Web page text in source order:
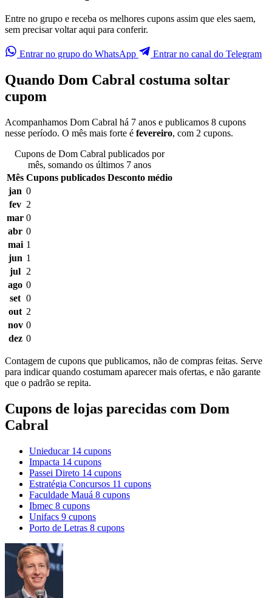
Entre no grupo e receba os melhores cupons assim que eles saem,
sem precisar voltar aqui para conferir.
Entrar no grupo do WhatsApp Entrar no canal do Telegram
Quando Dom Cabral costuma soltar
cupom
Acompanhamos Dom Cabral há 7 anos e publicamos 8 cupons
nesse período. O mês mais forte é fevereiro, com 2 cupons.
Cupons de Dom Cabral publicados por
mês, somando os últimos 7 anos
Mês Cupons publicados Desconto médio
jan 0
fev 2
mar 0
abr 0
mai 1
jun 1
jul 2
ago 0
set 0
out 2
nov 0
dez 0
Contagem de cupons que publicamos, não de compras feitas. Serve
para indicar quando costumam aparecer mais ofertas, e não garante
que o padrão se repita.
Cupons de lojas parecidas com Dom
Cabral
Unieducar 14 cupons
Impacta 14 cupons
Passei Direto 14 cupons
Estratégia Concursos 11 cupons
Faculdade Mauá 8 cupons
Ibmec 8 cupons
Unifacs 9 cupons
Porto de Letras 8 cupons